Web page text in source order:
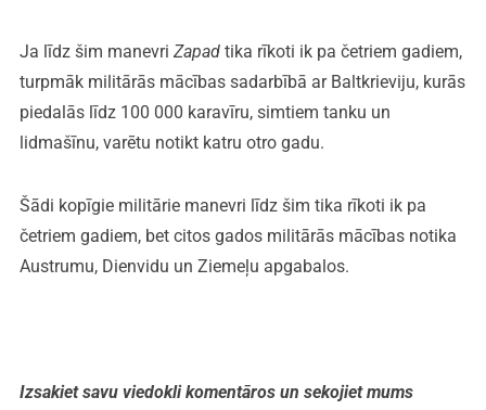
Ja līdz šim manevri Zapadtika rīkoti ik pa četriem gadiem,
turpmāk militārās mācības sadarbībā ar Baltkrieviju, kurās
piedalās līdz 100 000 karavīru, simtiem tanku un
lidmašīnu, varētu notikt katru otro gadu.
Šādi kopīgie militārie manevri līdz šim tika rīkoti ik pa
četriem gadiem, bet citos gados militārās mācības notika
Austrumu, Dienvidu un Ziemeļu apgabalos.
Izsakiet savu viedokli komentāros un sekojiet mums